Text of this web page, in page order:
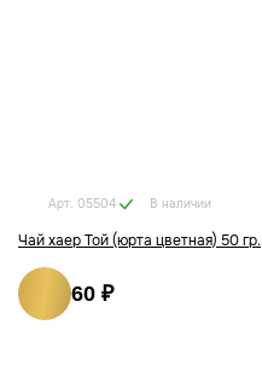
Арт. 05504 В наличии
Чай хаер Той (юрта цветная) 50 гр.
60 ₽